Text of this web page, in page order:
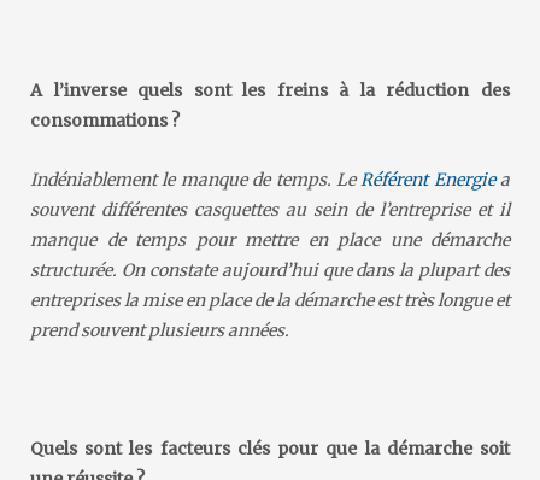
A l’inverse quels sont les freins à la réduction des
consommations ?
Indéniablement le manque de temps. LeRéférent Energiea
souvent différentes casquettes au sein de l’entreprise et il
manque de temps pour mettre en place une démarche
structurée. On constate aujourd’hui que dans la plupart des
entreprises la mise en place de la démarche est très longue et
prend souvent plusieurs années.
Quels sont les facteurs clés pour que la démarche soit